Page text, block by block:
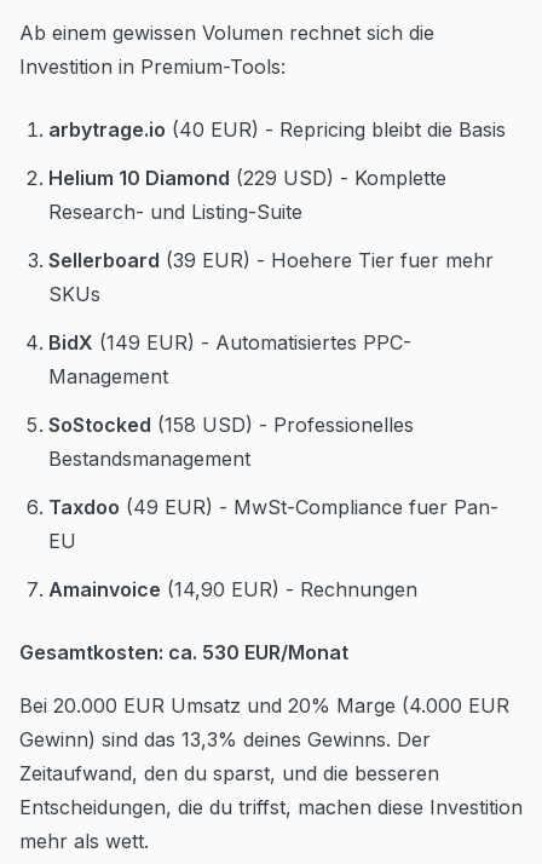
Ab einem gewissen Volumen rechnet sich die
Investition in Premium-Tools:
arbytrage.io (40 EUR) - Repricing bleibt die Basis
Helium 10 Diamond (229 USD) - Komplette
Research- und Listing-Suite
Sellerboard (39 EUR) - Hoehere Tier fuer mehr
SKUs
BidX (149 EUR) - Automatisiertes PPC-
Management
SoStocked (158 USD) - Professionelles
Bestandsmanagement
Taxdoo (49 EUR) - MwSt-Compliance fuer Pan-
EU
Amainvoice (14,90 EUR) - Rechnungen
Gesamtkosten: ca. 530 EUR/Monat
Bei 20.000 EUR Umsatz und 20% Marge (4.000 EUR
Gewinn) sind das 13,3% deines Gewinns. Der
Zeitaufwand, den du sparst, und die besseren
Entscheidungen, die du triffst, machen diese Investition
mehr als wett.